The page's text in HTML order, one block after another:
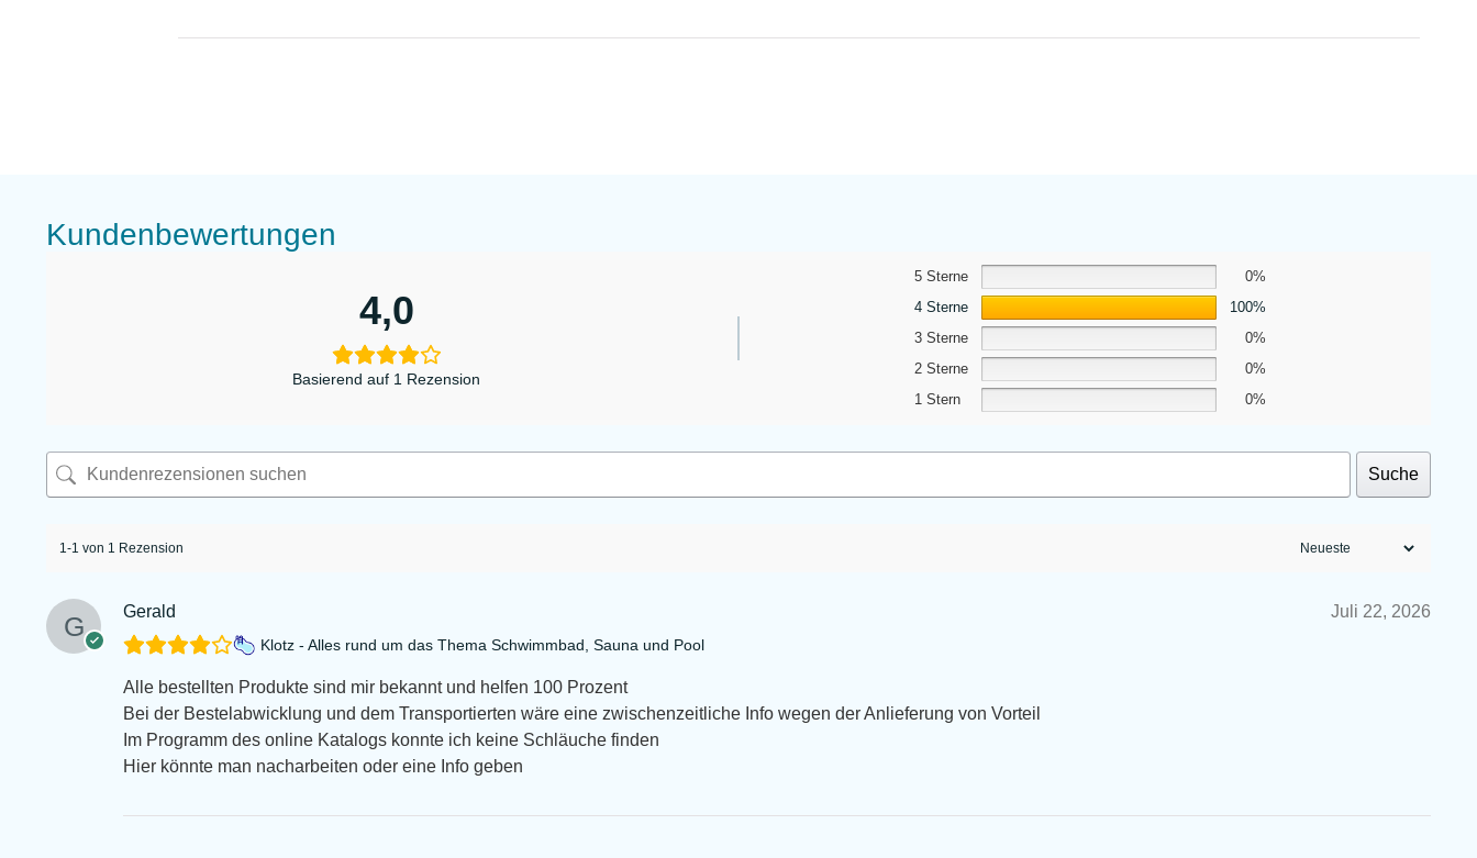
Kundenbewertungen
4,0
Basierend auf 1 Rezension
5 Sterne
0%
4 Sterne
100%
3 Sterne
0%
2 Sterne
0%
1 Stern
0%
Suche
1-1 von 1 Rezension
Gerald Juli 22, 2026
Klotz - Alles rund um das Thema Schwimmbad, Sauna und Pool
Alle bestellten Produkte sind mir bekannt und helfen 100 Prozent
Bei der Bestelabwicklung und dem Transportierten wäre eine zwischenzeitliche Info wegen der Anlieferung von Vorteil
Im Programm des online Katalogs konnte ich keine Schläuche finden
Hier könnte man nacharbeiten oder eine Info geben